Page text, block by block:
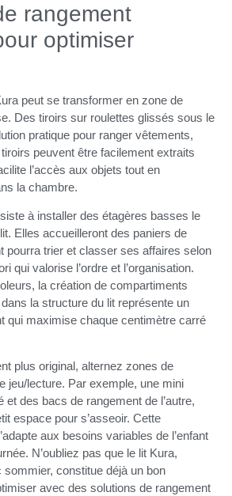
rangement
optimiser
peut se transformer en zone de
Des tiroirs sur roulettes glissés sous le
pratique pour ranger vêtements,
peuvent être facilement extraits
l’accès aux objets tout en
la chambre.
à installer des étagères basses le
Elles accueilleront des paniers de
pourra trier et classer ses affaires selon
qui valorise l’ordre et l’organisation.
la création de compartiments
la structure du lit représente un
qui maximise chaque centimètre carré
plus original, alternez zones de
jeu/lecture. Par exemple, une mini
et des bacs de rangement de l’autre,
espace pour s’asseoir. Cette
aux besoins variables de l’enfant
N’oubliez pas que le lit Kura,
sommier, constitue déjà un bon
avec des solutions de rangement